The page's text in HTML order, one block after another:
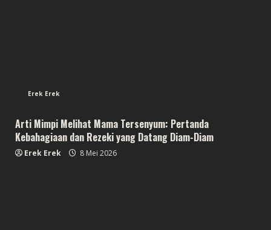
Erek Erek
Arti Mimpi Melihat Mama Tersenyum: Pertanda
Kebahagiaan dan Rezeki yang Datang Diam-Diam
Erek Erek 8 Mei 2026